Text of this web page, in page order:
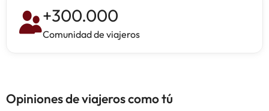
+300.000
Comunidad de viajeros
Opiniones de viajeros como tú